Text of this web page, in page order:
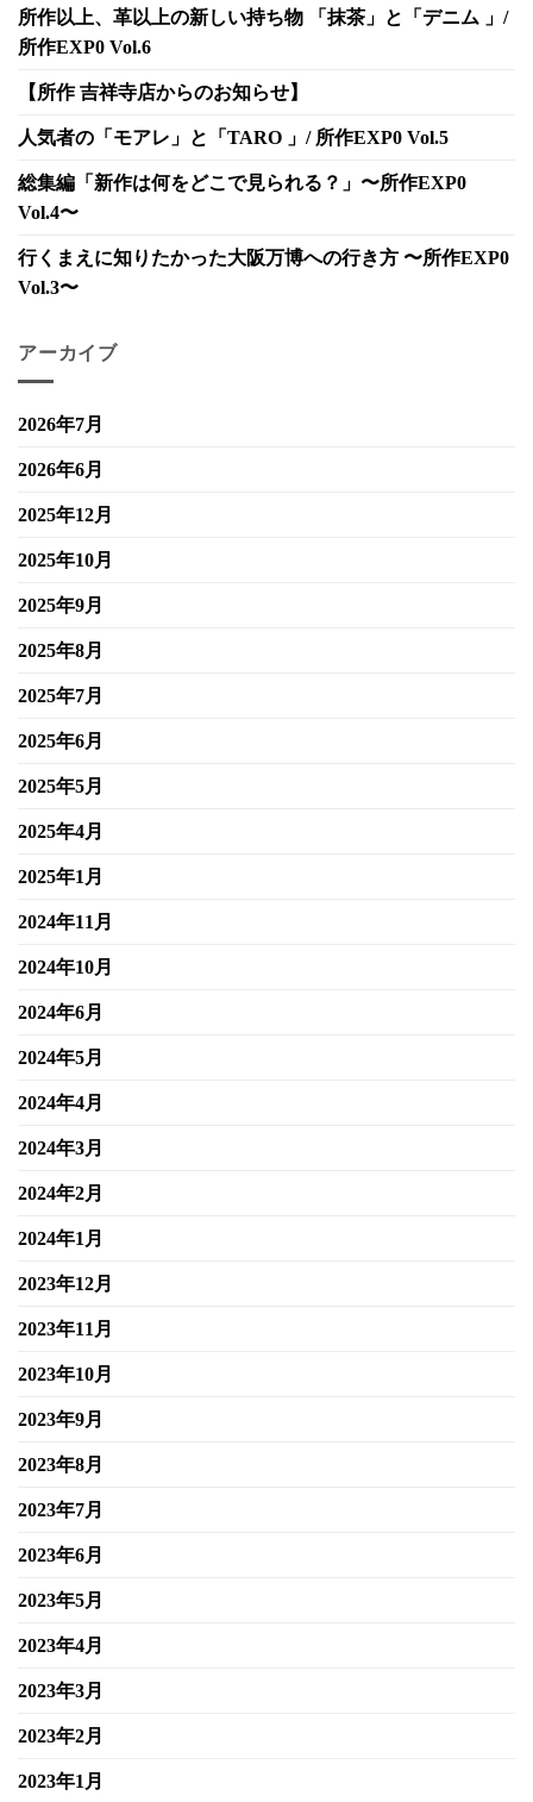
所作以上、革以上の新しい持ち物 「抹茶」と「デニム 」/
所作EXP0 Vol.6
【所作 吉祥寺店からのお知らせ】
人気者の「モアレ」と「TARO 」/ 所作EXP0 Vol.5
総集編「新作は何をどこで見られる？」〜所作EXP0
Vol.4〜
行くまえに知りたかった大阪万博への行き方 〜所作EXP0
Vol.3〜
アーカイブ
2026年7月
2026年6月
2025年12月
2025年10月
2025年9月
2025年8月
2025年7月
2025年6月
2025年5月
2025年4月
2025年1月
2024年11月
2024年10月
2024年6月
2024年5月
2024年4月
2024年3月
2024年2月
2024年1月
2023年12月
2023年11月
2023年10月
2023年9月
2023年8月
2023年7月
2023年6月
2023年5月
2023年4月
2023年3月
2023年2月
2023年1月